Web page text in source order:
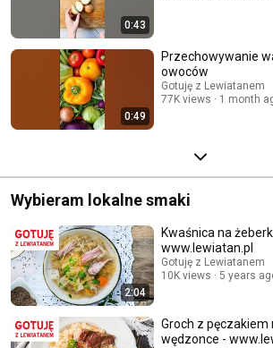
0:43
0:49
Przechowywanie
owoców
Gotuję z Lewiatanem
77K views
1 month
Wybieram lokalne smaki
2:04
Kwaśnica na
www.lewiatan.pl
Gotuję z Lewiatanem
10K views
5 years
Groch z pęczakiem
wędzonce -